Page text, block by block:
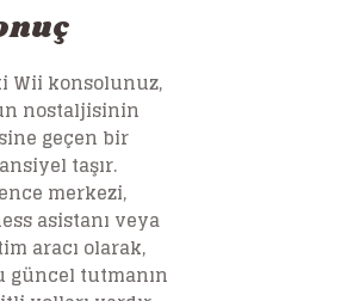
Wii konsolunuz,
nostaljisinin
geçen bir
taşır.
merkezi,
asistanı veya
aracı olarak,
güncel tutmanın